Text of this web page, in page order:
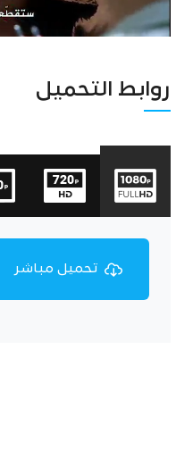
Unmute Settings
روابط التحميل
تحميل مباشر